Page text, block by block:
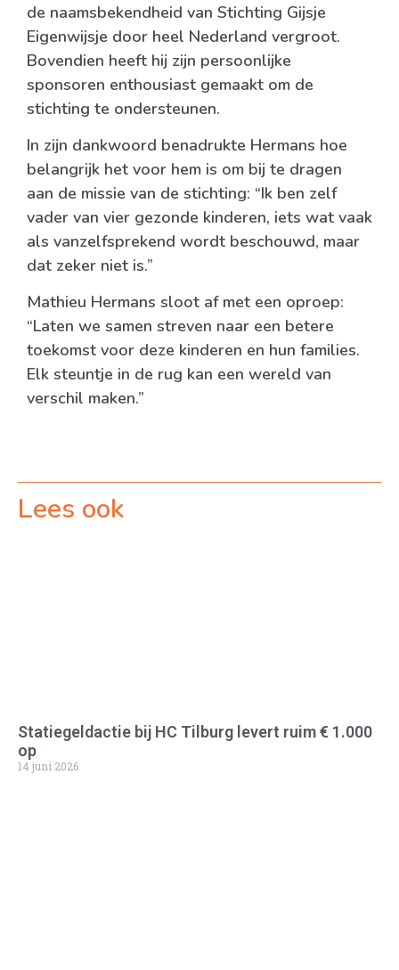
de naamsbekendheid van Stichting Gijsje
Eigenwijsje door heel Nederland vergroot.
Bovendien heeft hij zijn persoonlijke
sponsoren enthousiast gemaakt om de
stichting te ondersteunen.
In zijn dankwoord benadrukte Hermans hoe
belangrijk het voor hem is om bij te dragen
aan de missie van de stichting: “Ik ben zelf
vader van vier gezonde kinderen, iets wat vaak
als vanzelfsprekend wordt beschouwd, maar
dat zeker niet is.”
Mathieu Hermans sloot af met een oproep:
“Laten we samen streven naar een betere
toekomst voor deze kinderen en hun families.
Elk steuntje in de rug kan een wereld van
verschil maken.”
Lees ook
Statiegeldactie bij HC Tilburg levert ruim € 1.000
op
14 juni 2026